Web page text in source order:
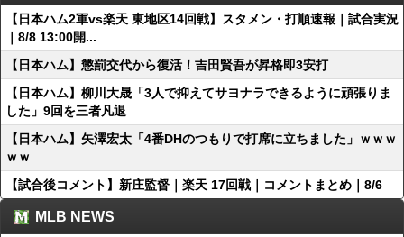
【日本ハム2軍vs楽天 東地区14回戦】スタメン・打順速報｜試合実況
｜8/8 13:00開...
【日本ハム】懲罰交代から復活！吉田賢吾が昇格即3安打
【日本ハム】柳川大晟「3人で抑えてサヨナラできるように頑張りま
した」9回を三者凡退
【日本ハム】矢澤宏太「4番DHのつもりで打席に立ちました」ｗｗｗ
ｗｗ
【試合後コメント】新庄監督｜楽天 17回戦｜コメントまとめ｜8/6
MLB NEWS